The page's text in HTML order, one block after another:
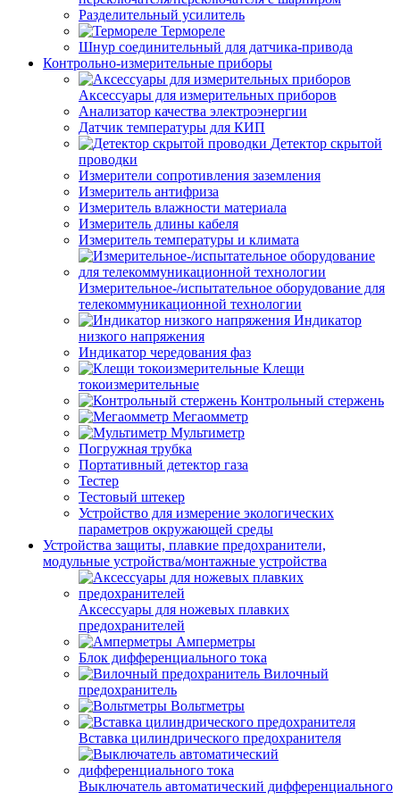
Разделительный усилитель
Термореле
Шнур соединительный для датчика-привода
Контрольно-измерительные приборы
Аксессуары для измерительных приборов
Анализатор качества электроэнергии
Датчик температуры для КИП
Детектор скрытой
проводки
Измерители сопротивления заземления
Измеритель антифриза
Измеритель влажности материала
Измеритель длины кабеля
Измеритель температуры и климата
Измерительное-/испытательное оборудование для
телекоммуникационной технологии
Индикатор
низкого напряжения
Индикатор чередования фаз
Клещи
токоизмерительные
Контрольный стержень
Мегаомметр
Мультиметр
Погружная трубка
Портативный детектор газа
Тестер
Тестовый штекер
Устройство для измерение экологических
параметров окружающей среды
Устройства защиты, плавкие предохранители,
модульные устройства/монтажные устройства
Аксессуары для ножевых плавких
предохранителей
Амперметры
Блок дифференциального тока
Вилочный
предохранитель
Вольтметры
Вставка цилиндрического предохранителя
Выключатель автоматический дифференциального